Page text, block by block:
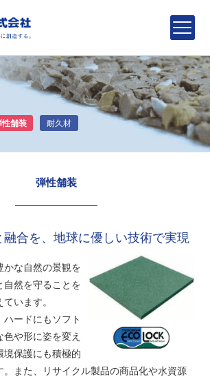
つちや
製品案内
性舗装 耐久材
弾性舗装
融合を、地球に優しい技術で実現
かな自然の景観を
自然を守ることを
います。
ードにもソフト
や形に姿を変え
境保護にも積極的
。また、リサイクル製品の商品化や水資源